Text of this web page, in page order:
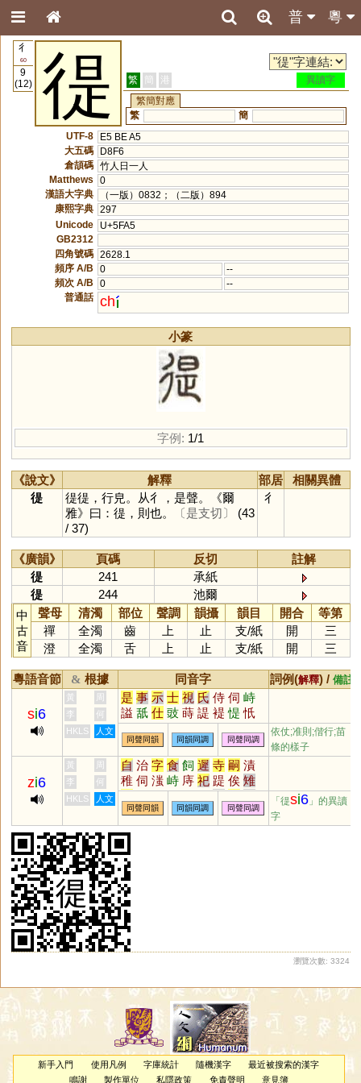
粵
普
彳
60
9
(12)
徥 繁 簡 港
異讀字
繁簡對應
繁
簡
UTF-8
E5 BE A5
大五碼
D8F6
倉頡碼 竹人日一人
Matthews
0
漢語大字典
（一版）0832；（二版）894
康熙字典 297
Unicode
U+5FA5
GB2312
四角號碼 2628.1
頻序 A/B
0
--
頻次 A/B
0
--
普通話 ch
小篆
字例: 1/1
《說文》 解釋 部居
相關異體
徥
徥徥，行皃。从彳，是聲。《爾
雅》曰：徥，則也。
〔是支切〕
(43
/ 37)
彳
《廣韻》 頁碼 反切
註解
徥
241
承紙
徥
244
池爾
中
古
音
聲母 清濁 部位 聲調 韻攝 韻目 開合
等第
禪
全濁 齒 上 止 支/紙 開
三
澄
全濁 舌 上 止 支/紙 開 三
粵語音節 & 根據 同音字 詞例(解釋) / 備註
si6
黃 周 是 事 示 士 視 氏 侍 伺 峙
謚 舐 仕 豉 蒔 諟 褆 惿 忯
崼 沶 忕 諡 跱 戺
李
何
HKLS
人文
同聲同韻 同韻同調 同聲同調
依仗;准則;偕行;苗
條的樣子
zi6
黃 周 自 治 字 食 飼 遲 寺 嗣 漬
稚 伺 滍 峙 庤 祀 踶 俟 雉
巳 剚 笥 泜 胔 痔 豸 彘 兕
涘 眥 耜 𠱾 芓 畤 牸 偫 傂 覗
廌 絼 歭 跱 骴 髊 倳 乿 摨
謘
李
何
HKLS
人文
同聲同韻 同韻同調 同聲同調
「徥si6 」的異讀
字
瀏覽次數: 3324
新手入門 使用凡例 字庫統計 隨機漢字
最近被搜索的漢字
鳴謝
製作單位 私隱政策 免責聲明 意見簿